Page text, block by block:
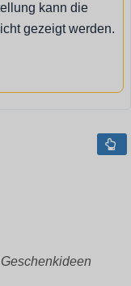
kann die
gezeigt werden.